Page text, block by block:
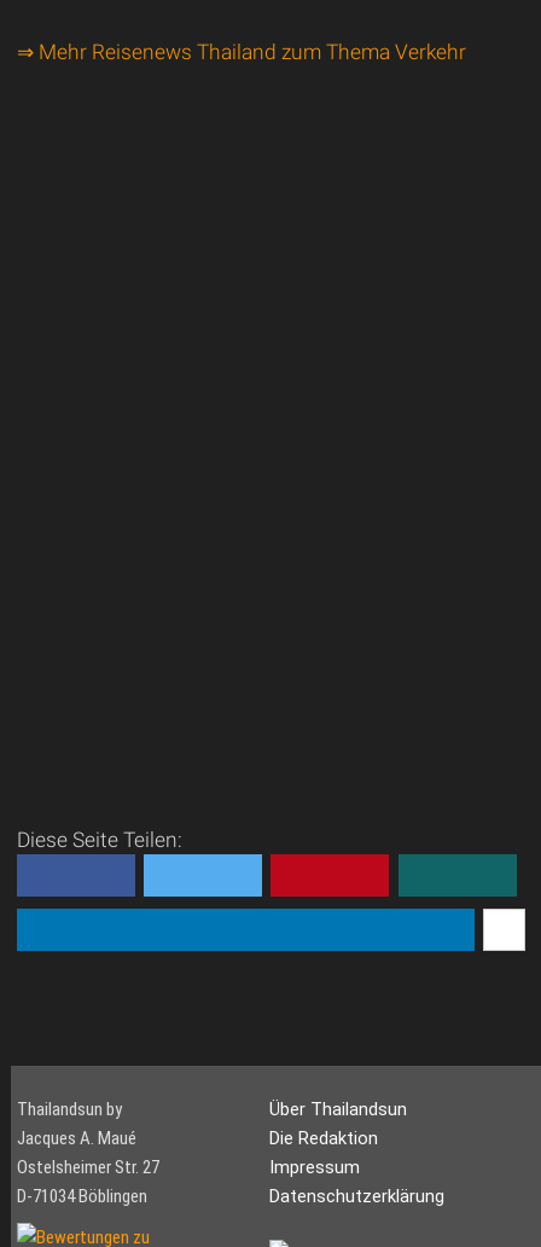
⇒ Mehr Reisenews Thailand zum Thema Verkehr
Diese Seite Teilen:
Thailandsun by
Jacques A. Maué
Ostelsheimer Str. 27
D-71034 Böblingen
Über Thailandsun
Die Redaktion
Impressum
Datenschutzerklärung